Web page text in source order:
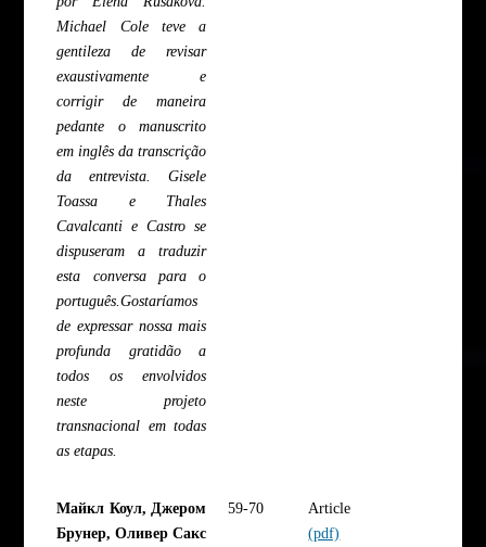
Michael Cole teve a
gentileza de revisar
exaustivamente e
corrigir de maneira
pedante o manuscrito
em inglês da transcrição
da entrevista. Gisele
Toassa e Thales
Cavalcanti e Castro se
dispuseram a traduzir
esta conversa para o
português.Gostaríamos
de expressar nossa mais
profunda gratidão a
todos os envolvidos
neste projeto
transnacional em todas
as etapas.
Майкл Коул, Джером
Брунер, Оливер Сакс
59-70
Article
(pdf)